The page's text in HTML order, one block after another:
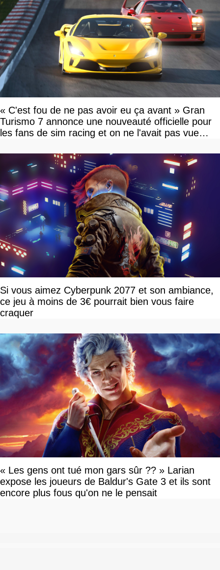
« C'est fou de ne pas avoir eu ça avant » Gran
Turismo 7 annonce une nouveauté officielle pour
les fans de sim racing et on ne l'avait pas vue
Si vous aimez Cyberpunk 2077 et son ambiance,
ce jeu à moins de 3€ pourrait bien vous faire
craquer
« Les gens ont tué mon gars sûr ?? » Larian
expose les joueurs de Baldur's Gate 3 et ils sont
encore plus fous qu'on ne le pensait